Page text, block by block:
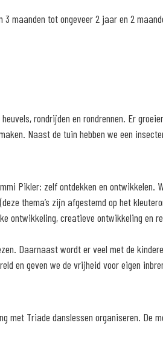
maanden tot ongeveer 2 jaar en 2
rondrijden en rondrennen. Er
Naast de tuin hebben we een
Pikler: zelf ontdekken en
thema’s zijn afgestemd op het
creatieve ontwikkeling en
Daarnaast wordt er veel met de
en geven we de vrijheid voor eigen
met Triade danslessen organiseren.